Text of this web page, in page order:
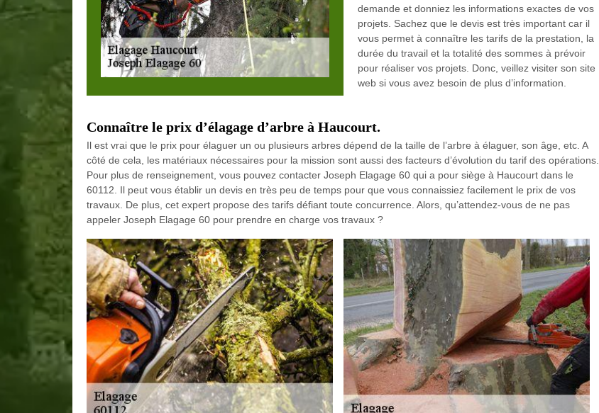
demande et donniez les informations exactes de vos
projets. Sachez que le devis est très important car il
vous permet à connaître les tarifs de la prestation, la
durée du travail et la totalité des sommes à prévoir
pour réaliser vos projets. Donc, veillez visiter son site
web si vous avez besoin de plus d’information.
Connaître le prix d’élagage d’arbre à Haucourt.
Il est vrai que le prix pour élaguer un ou plusieurs arbres dépend de la taille de l’arbre à élaguer, son âge, etc. A
côté de cela, les matériaux nécessaires pour la mission sont aussi des facteurs d’évolution du tarif des opérations.
Pour plus de renseignement, vous pouvez contacter Joseph Elagage 60 qui a pour siège à Haucourt dans le
60112. Il peut vous établir un devis en très peu de temps pour que vous connaissiez facilement le prix de vos
travaux. De plus, cet expert propose des tarifs défiant toute concurrence. Alors, qu’attendez-vous de ne pas
appeler Joseph Elagage 60 pour prendre en charge vos travaux ?